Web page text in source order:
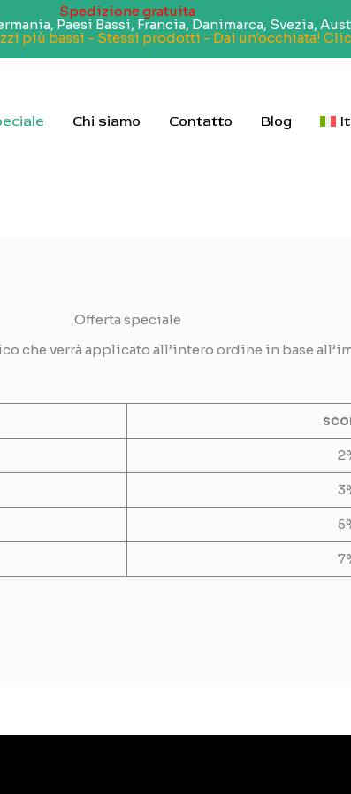
Spedizione gratuita
Paesi Bassi, Francia, Danimarca, Svezia,
più bassi - Stessi prodotti - Dai un'occhiata!
Chi siamo Contatto Blog
Offerta speciale
che verrà applicato all’intero ordine in base